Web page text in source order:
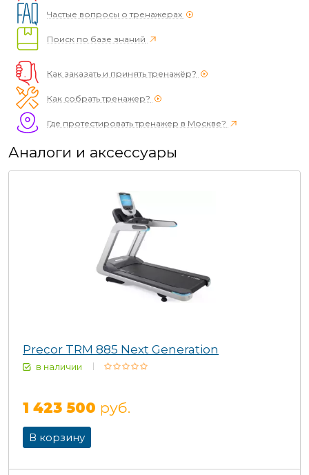
Частые вопросы о тренажерах
Поиск по базе знаний
Как заказать и принять тренажёр?
Как собрать тренажер?
Где протестировать тренажер в Москве?
Аналоги и аксессуары
Precor TRM 885 Next Generation
в наличии
1 423 500 руб.
В корзину